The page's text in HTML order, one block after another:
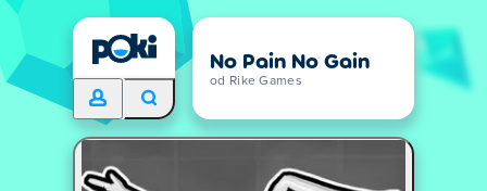
No Pain No Gain
od Rike Games